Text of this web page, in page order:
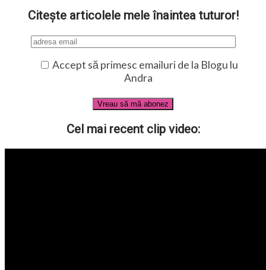
Citește articolele mele înaintea tuturor!
Accept să primesc emailuri de la Blogu lu
Andra
Cel mai recent clip video: